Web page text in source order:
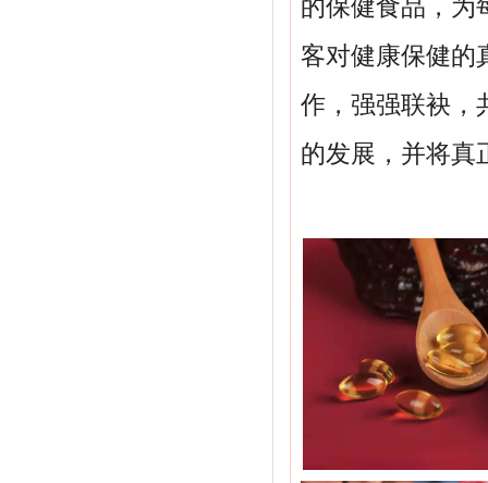
的保健食品，为
客对健康保健的
作，强强联袂，
的发展，并将真